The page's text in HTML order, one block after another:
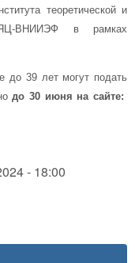
теоретической и
ВНИИЭФ в рамках
39 лет могут подать
до 30 июня на сайте:
- 18:00